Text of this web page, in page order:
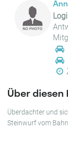
Über diesen
Überdachter und
Steinwurf vom